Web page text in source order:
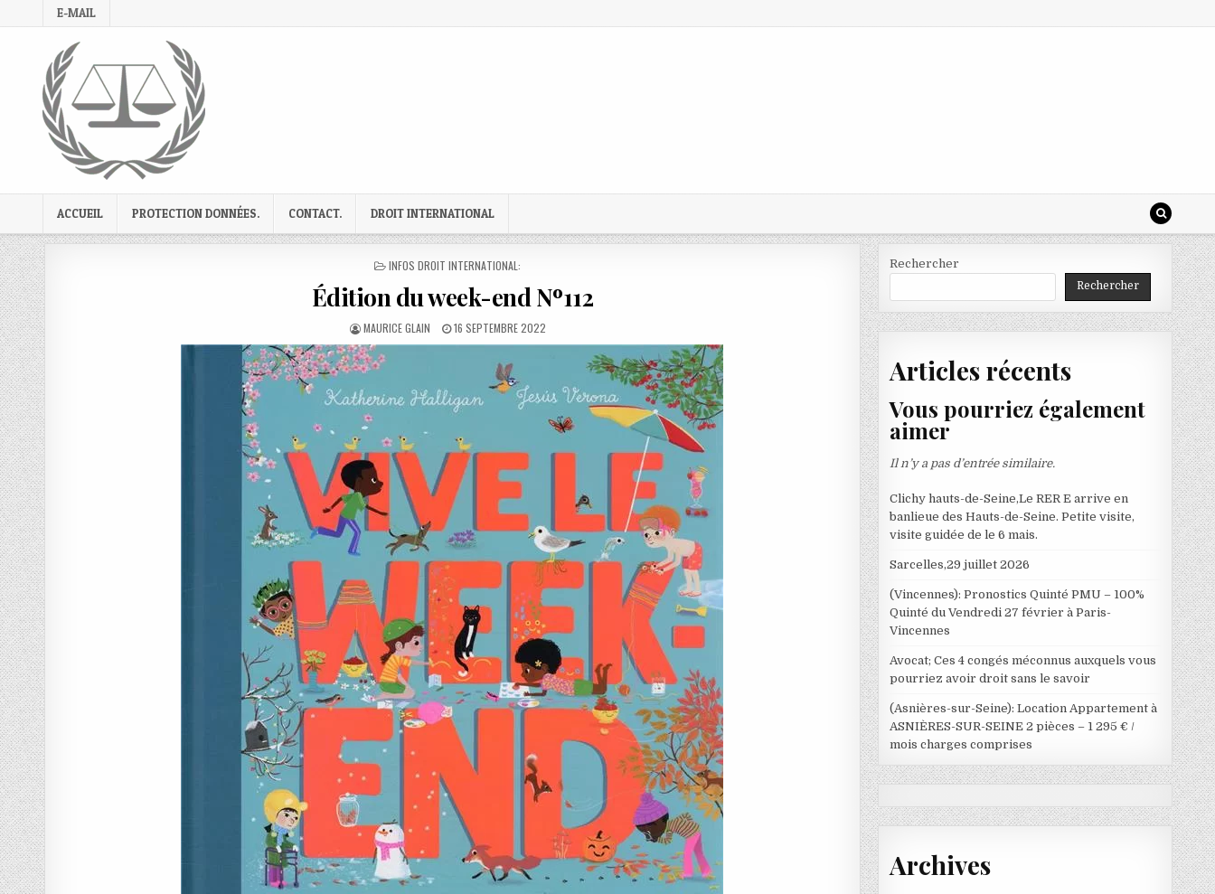
to
E-MAIL
ACCUEIL PROTECTION DONNÉES. CONTACT. DROIT INTERNATIONAL
POSTED
INFOS DROIT INTERNATIONAL:
Édition du week-end Nº112
AUTHOR:
MAURICE GLAIN
PUBLISHED
DATE:
16 SEPTEMBRE 2022
Rechercher
Rechercher
Articles récents
Vous pourriez également
aimer
Il n’y a pas d’entrée similaire.
Clichy hauts-de-Seine,Le RER E arrive en
banlieue des Hauts-de-Seine. Petite visite,
visite guidée de le 6 mais.
Sarcelles,29 juillet 2026
(Vincennes): Pronostics Quinté PMU – 100%
Quinté du Vendredi 27 février à Paris-
Vincennes
Avocat; Ces 4 congés méconnus auxquels vous
pourriez avoir droit sans le savoir
(Asnières-sur-Seine): Location Appartement à
ASNIÈRES-SUR-SEINE 2 pièces – 1 295 € /
mois charges comprises
Archives